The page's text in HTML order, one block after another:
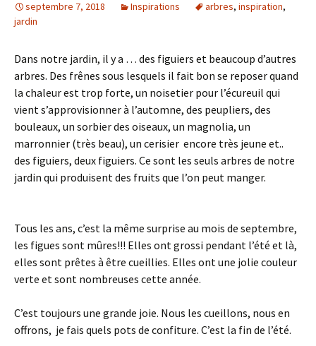
septembre 7, 2018 Inspirations arbres, inspiration,
jardin
Dans notre jardin, il y a … des figuiers et beaucoup d’autres
arbres. Des frênes sous lesquels il fait bon se reposer quand
la chaleur est trop forte, un noisetier pour l’écureuil qui
vient s’approvisionner à l’automne, des peupliers, des
bouleaux, un sorbier des oiseaux, un magnolia, un
marronnier (très beau), un cerisier encore très jeune et..
des figuiers, deux figuiers. Ce sont les seuls arbres de notre
jardin qui produisent des fruits que l’on peut manger.
Tous les ans, c’est la même surprise au mois de septembre,
les figues sont mûres!!! Elles ont grossi pendant l’été et là,
elles sont prêtes à être cueillies. Elles ont une jolie couleur
verte et sont nombreuses cette année.
C’est toujours une grande joie. Nous les cueillons, nous en
offrons, je fais quels pots de confiture. C’est la fin de l’été.